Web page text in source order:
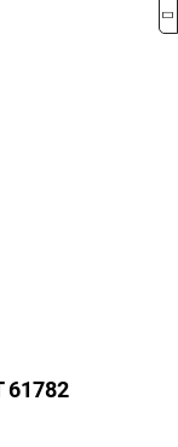
61782